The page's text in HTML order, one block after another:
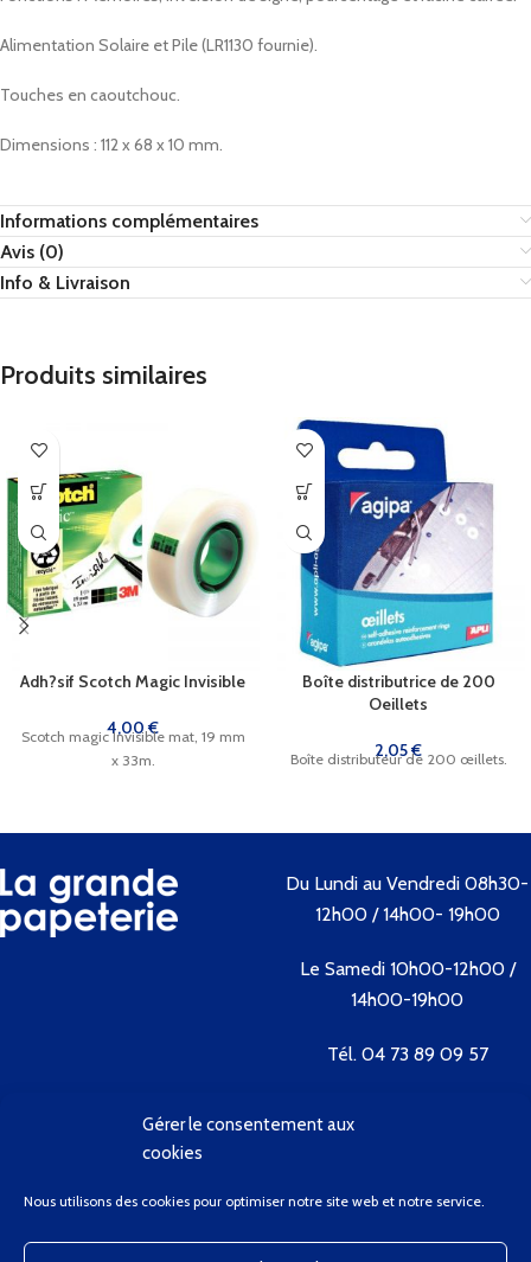
Gérer le consentement aux
cookies
Nous utilisons des cookies pour optimiser notre site web et notre service.
Alimentation Solaire et Pile (LR1130 fournie).
Touches en caoutchouc.
Dimensions : 112 x 68 x 10 mm.
Informations complémentaires
Avis (0)
Info & Livraison
Produits similaires
Adh?sif Scotch Magic Invisible
4,00€
Scotch magic Invisible mat, 19 mm
x 33m.
Boîte distributrice de 200
Oeillets
2,05€
Boîte distributeur de 200 œillets.
Du Lundi au Vendredi 08h30-
12h00 / 14h00- 19h00
Le Samedi 10h00-12h00 /
14h00-19h00
Tél. 04 73 89 09 57
Contactez-nous
Bienvenue
Contactez-Nous